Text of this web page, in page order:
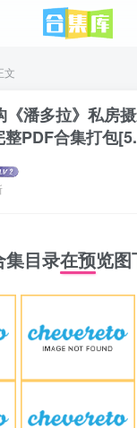
文
潘多拉》私房
PDF合集打包
集目录在预览图